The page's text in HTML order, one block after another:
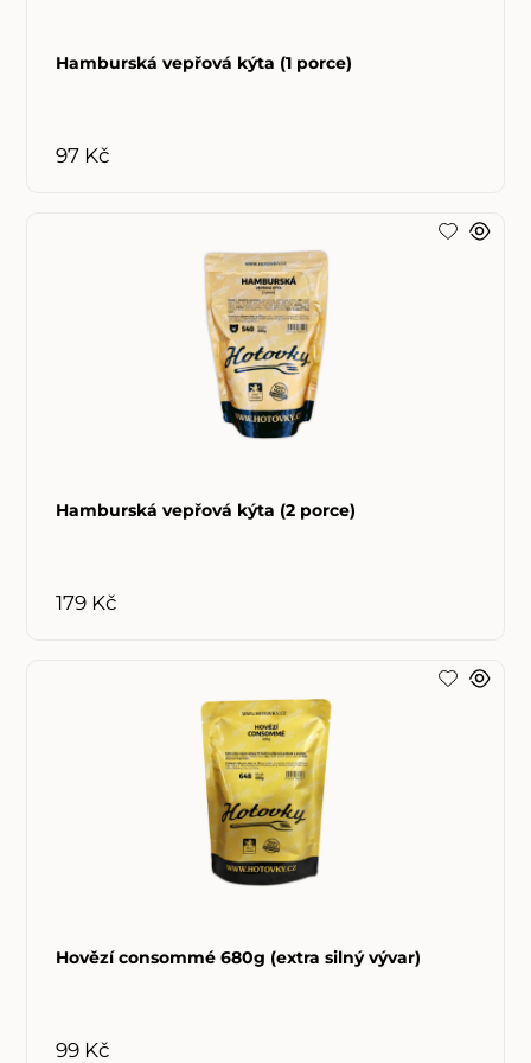
Hamburská vepřová kýta (1 porce)
97 Kč
Hamburská vepřová kýta (2 porce)
179 Kč
Hovězí consommé 680g (extra silný vývar)
99 Kč